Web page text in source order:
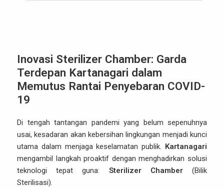
Inovasi Sterilizer Chamber: Garda
Terdepan Kartanagari dalam
Memutus Rantai Penyebaran COVID-
19
Di tengah tantangan pandemi yang belum sepenuhnya
usai, kesadaran akan kebersihan lingkungan menjadi kunci
utama dalam menjaga keselamatan publik. Kartanagari
mengambil langkah proaktif dengan menghadirkan solusi
teknologi tepat guna: Sterilizer Chamber(Bilik
Sterilisasi).